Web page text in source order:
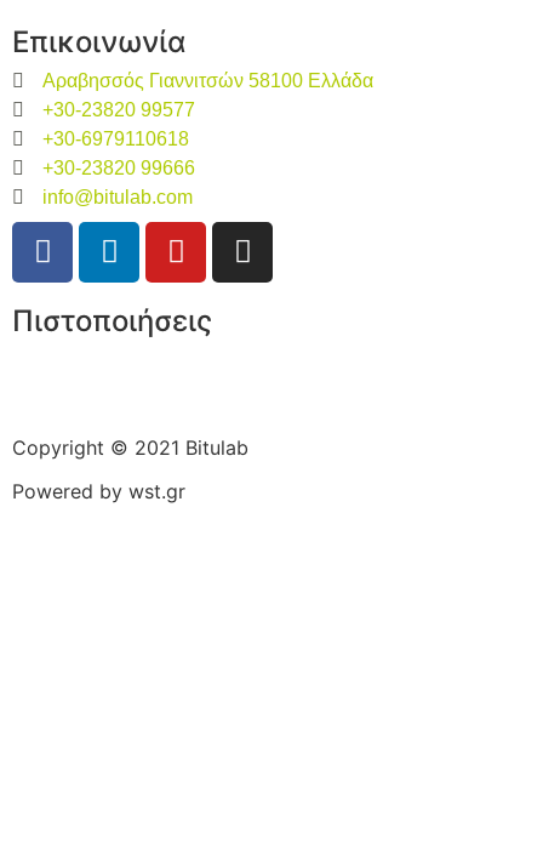
Επικοινωνία
Αραβησσός Γιαννιτσών 58100 Ελλάδα
+30-23820 99577
+30-6979110618
+30-23820 99666
info@bitulab.com
Πιστοποιήσεις
Copyright © 2021 Bitulab
Powered by wst.gr